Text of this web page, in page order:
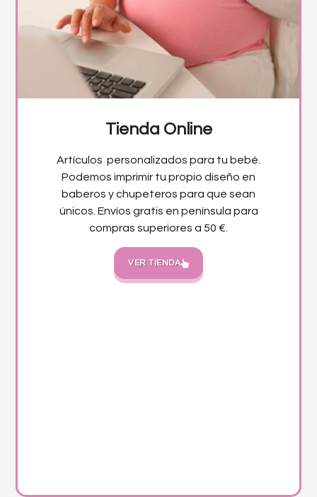
Tienda Online
Artículos personalizados para tu bebé.
Podemos imprimir tu propio diseño en
baberos y chupeteros para que sean
únicos. Envíos gratis en península para
compras superiores a 50 €.
VER TIENDA